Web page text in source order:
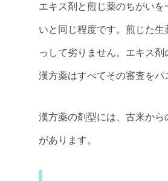
エキス剤と煎じ薬のちがい
いと同じ程度です。煎じた
っして劣りません。エキス
漢方薬はすべてその審査をパ
漢方薬の剤型には、古来か
があります。